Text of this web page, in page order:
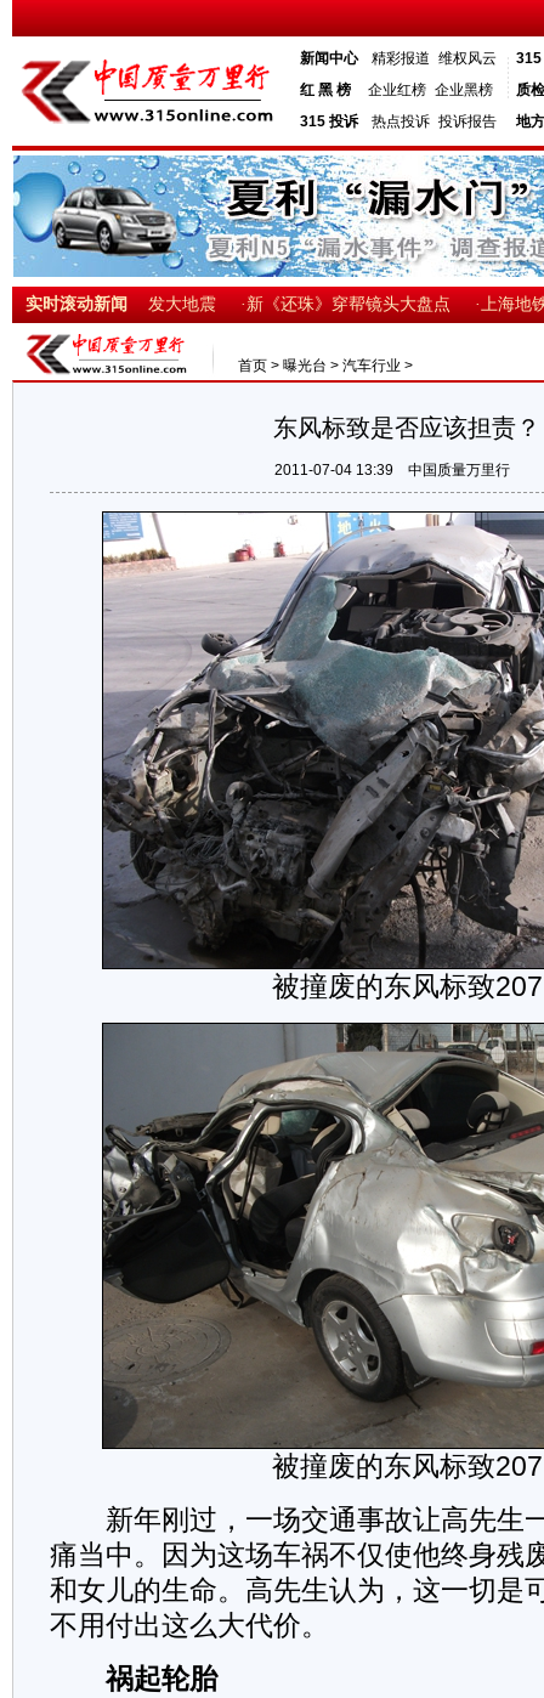
新闻中心 精彩报道 维权风云
红 黑 榜
企业红榜 企业黑榜
315 投诉
热点投诉 投诉报告
315
质
地
实时滚动新闻
露 陕西官场引发大地震 ·新《还珠》穿帮镜头大盘点 ·上海地铁惊
首页 > 曝光台 > 汽车行业 >
东风标致是否应该担责？
2011-07-04 13:39 中国质量万里行
被撞废的东风标致207
被撞废的东风标致207
新年刚过，一场交通事故让高先生
痛当中。因为这场车祸不仅使他终身残
和女儿的生命。高先生认为，这一切是
不用付出这么大代价。
祸起轮胎